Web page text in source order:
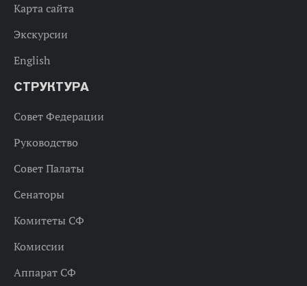
Карта сайта
Экскурсии
English
СТРУКТУРА
Совет Федерации
Руководство
Совет Палаты
Сенаторы
Комитеты СФ
Комиссии
Аппарат СФ